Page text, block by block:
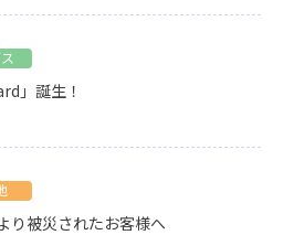
」誕生！
り被災されたお客様へ